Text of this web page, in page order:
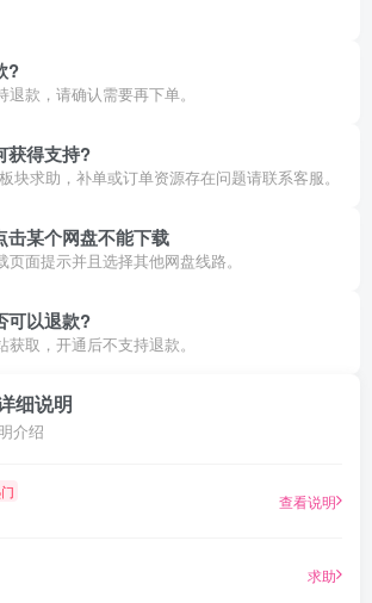
?
退款，请确认需要再下单。
获得支持?
块求助，补单或订单资源存在问题请联系客服。
击某个网盘不能下载
页面提示并且选择其他网盘线路。
可以退款?
取，开通后不支持退款。
细说明
介绍
查看说明
求助